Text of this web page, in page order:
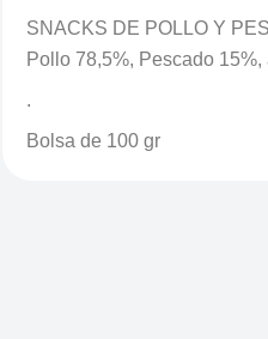
SNACKS DE POLLO Y
Pollo 78,5%, Pescado
.
Bolsa de 100 gr